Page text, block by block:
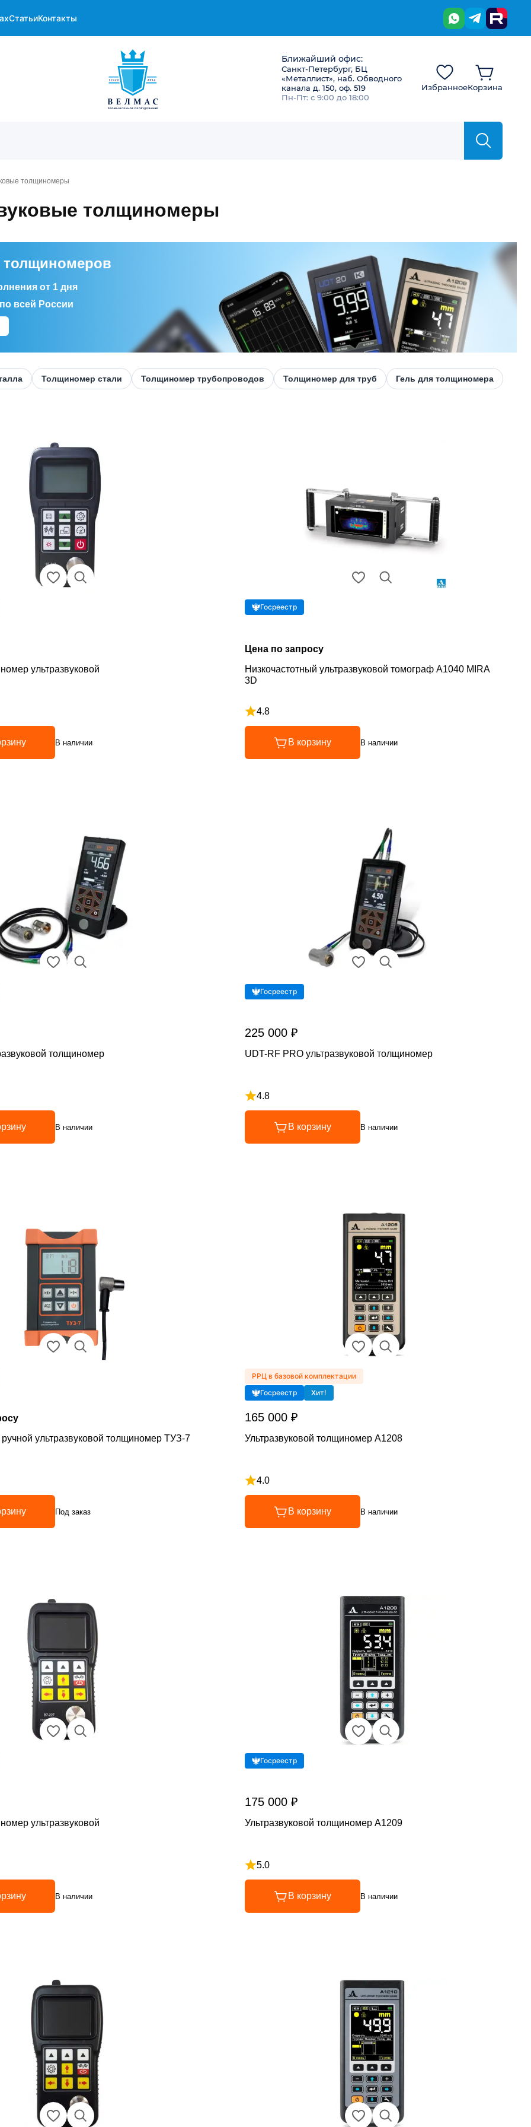
СтатьиКонтакты
Ближайший офис:
Санкт-Петербург, БЦ
«Металлист», наб. Обводного
канала д. 150, оф. 519
Пн-Пт: с 9:00 до 18:00
ИзбранноеКорзина
толщиномеры
толщиномеры
толщиномеров
от 1 дня
всей России
Толщиномер стали Толщиномер трубопроводов Толщиномер для труб Гель для толщиномера
ультразвуковой
В наличии
Госреестр
Цена по запросу
Низкочастотный ультразвуковой томограф A1040 MIRA
3D
4.8
Рейтинг 4.8 из 5
В корзину В наличии
толщиномер
В наличии
Госреестр
225 000 ₽
UDT-RF PRO ультразвуковой толщиномер
4.8
Рейтинг 4.8 из 5
В корзину В наличии
ультразвуковой толщиномер ТУЗ-7
Под заказ
РРЦ в базовой комплектации
Госреестр
Хит!
165 000 ₽
Ультразвуковой толщиномер А1208
4.0
Рейтинг 4 из 5
В корзину В наличии
ультразвуковой
В наличии
Госреестр
175 000 ₽
Ультразвуковой толщиномер А1209
5.0
Рейтинг 5 из 5
В корзину В наличии